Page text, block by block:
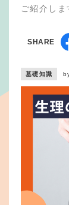
ご紹介しま
SHARE
基礎知識